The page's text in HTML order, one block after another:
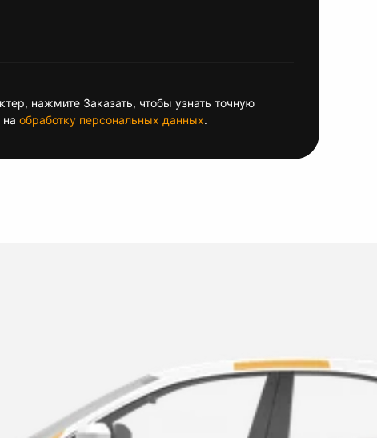
нажмите Заказать, чтобы узнать точную
обработку персональных данных.